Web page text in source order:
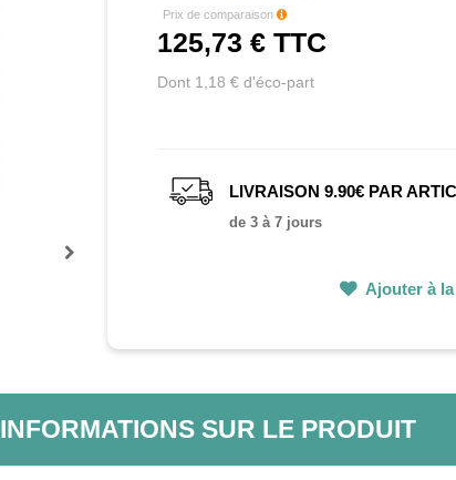
Prix de comparaison
125,73 € TTC
Dont 1,18 € d'éco-part
LIVRAISON 9.90€ PAR
de 3 à 7 jours
Ajouter à
INFORMATIONS SUR LE PRODUIT